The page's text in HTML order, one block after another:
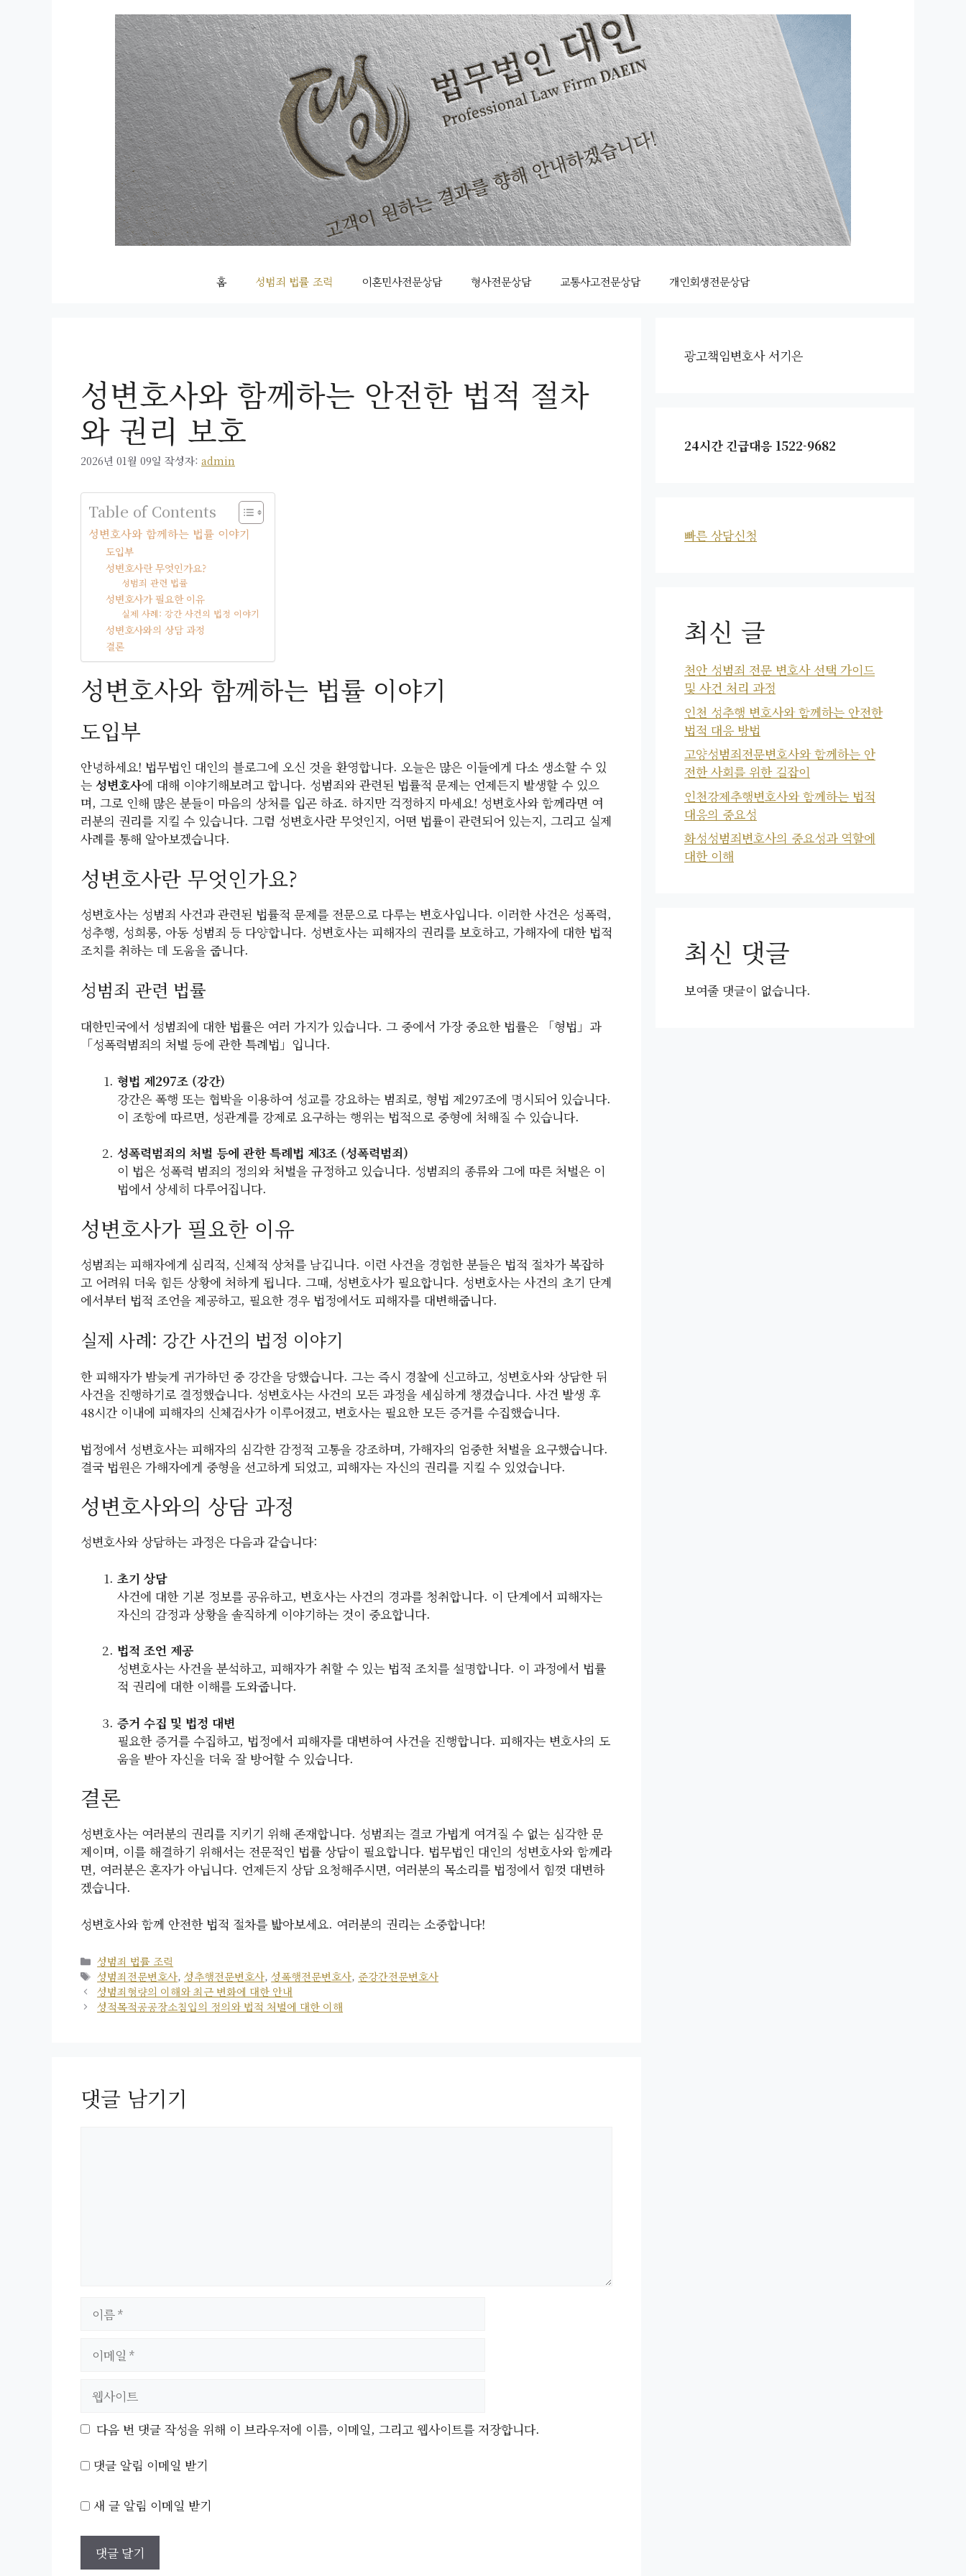
홈 성범죄 법률 조력 이혼민사전문상담 형사전문상담 교통사고전문상담 개인회생전문상담
성변호사와 함께하는 안전한 법적 절차
와 권리 보호
2026년 01월 09일 작성자: admin
Table of Contents
성변호사와 함께하는 법률 이야기
도입부
성변호사란 무엇인가요?
성범죄 관련 법률
성변호사가 필요한 이유
실제 사례: 강간 사건의 법정 이야기
성변호사와의 상담 과정
결론
성변호사와 함께하는 법률 이야기
도입부
안녕하세요! 법무법인 대인의 블로그에 오신 것을 환영합니다. 오늘은 많은 이들에게 다소 생소할 수 있
는 성변호사에 대해 이야기해보려고 합니다. 성범죄와 관련된 법률적 문제는 언제든지 발생할 수 있으
며, 그로 인해 많은 분들이 마음의 상처를 입곤 하죠. 하지만 걱정하지 마세요! 성변호사와 함께라면 여
러분의 권리를 지킬 수 있습니다. 그럼 성변호사란 무엇인지, 어떤 법률이 관련되어 있는지, 그리고 실제
사례를 통해 알아보겠습니다.
성변호사란 무엇인가요?
성변호사는 성범죄 사건과 관련된 법률적 문제를 전문으로 다루는 변호사입니다. 이러한 사건은 성폭력,
성추행, 성희롱, 아동 성범죄 등 다양합니다. 성변호사는 피해자의 권리를 보호하고, 가해자에 대한 법적
조치를 취하는 데 도움을 줍니다.
성범죄 관련 법률
대한민국에서 성범죄에 대한 법률은 여러 가지가 있습니다. 그 중에서 가장 중요한 법률은 「형법」과
「성폭력범죄의 처벌 등에 관한 특례법」입니다.
형법 제297조 (강간)
강간은 폭행 또는 협박을 이용하여 성교를 강요하는 범죄로, 형법 제297조에 명시되어 있습니다.
이 조항에 따르면, 성관계를 강제로 요구하는 행위는 법적으로 중형에 처해질 수 있습니다.
성폭력범죄의 처벌 등에 관한 특례법 제3조 (성폭력범죄)
이 법은 성폭력 범죄의 정의와 처벌을 규정하고 있습니다. 성범죄의 종류와 그에 따른 처벌은 이
법에서 상세히 다루어집니다.
성변호사가 필요한 이유
성범죄는 피해자에게 심리적, 신체적 상처를 남깁니다. 이런 사건을 경험한 분들은 법적 절차가 복잡하
고 어려워 더욱 힘든 상황에 처하게 됩니다. 그때, 성변호사가 필요합니다. 성변호사는 사건의 초기 단계
에서부터 법적 조언을 제공하고, 필요한 경우 법정에서도 피해자를 대변해줍니다.
실제 사례: 강간 사건의 법정 이야기
한 피해자가 밤늦게 귀가하던 중 강간을 당했습니다. 그는 즉시 경찰에 신고하고, 성변호사와 상담한 뒤
사건을 진행하기로 결정했습니다. 성변호사는 사건의 모든 과정을 세심하게 챙겼습니다. 사건 발생 후
48시간 이내에 피해자의 신체검사가 이루어졌고, 변호사는 필요한 모든 증거를 수집했습니다.
법정에서 성변호사는 피해자의 심각한 감정적 고통을 강조하며, 가해자의 엄중한 처벌을 요구했습니다.
결국 법원은 가해자에게 중형을 선고하게 되었고, 피해자는 자신의 권리를 지킬 수 있었습니다.
성변호사와의 상담 과정
성변호사와 상담하는 과정은 다음과 같습니다:
초기 상담
사건에 대한 기본 정보를 공유하고, 변호사는 사건의 경과를 청취합니다. 이 단계에서 피해자는
자신의 감정과 상황을 솔직하게 이야기하는 것이 중요합니다.
법적 조언 제공
성변호사는 사건을 분석하고, 피해자가 취할 수 있는 법적 조치를 설명합니다. 이 과정에서 법률
적 권리에 대한 이해를 도와줍니다.
증거 수집 및 법정 대변
필요한 증거를 수집하고, 법정에서 피해자를 대변하여 사건을 진행합니다. 피해자는 변호사의 도
움을 받아 자신을 더욱 잘 방어할 수 있습니다.
결론
성변호사는 여러분의 권리를 지키기 위해 존재합니다. 성범죄는 결코 가볍게 여겨질 수 없는 심각한 문
제이며, 이를 해결하기 위해서는 전문적인 법률 상담이 필요합니다. 법무법인 대인의 성변호사와 함께라
면, 여러분은 혼자가 아닙니다. 언제든지 상담 요청해주시면, 여러분의 목소리를 법정에서 힘껏 대변하
겠습니다.
성변호사와 함께 안전한 법적 절차를 밟아보세요. 여러분의 권리는 소중합니다!
카
테
고
리
성범죄 법률 조력
태
그
성범죄전문변호사,성추행전문변호사,성폭행전문변호사, 준강간전문변호사
성범죄형량의 이해와 최근 변화에 대한 안내
성적목적공공장소침입의 정의와 법적 처벌에 대한 이해
댓글 남기기
이 다음 번 댓글 작성을 위해 이 브라우저에 이름, 이메일, 그리고 웹사이트를 저장합니다.
댓글 알림 이메일 받기
새 글 알림 이메일 받기
광고책임변호사 서기은
24시간 긴급대응 1522-9682
빠른 상담신청
최신 글
천안 성범죄 전문 변호사 선택 가이드
및 사건 처리 과정
인천 성추행 변호사와 함께하는 안전한
법적 대응 방법
고양성범죄전문변호사와 함께하는 안
전한 사회를 위한 길잡이
인천강제추행변호사와 함께하는 법적
대응의 중요성
화성성범죄변호사의 중요성과 역할에
대한 이해
최신 댓글
보여줄 댓글이 없습니다.